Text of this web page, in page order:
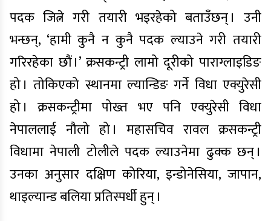
पदक जित्ने गरी तयारी भइरहेको बताउँछन् । उनी
भन्छन्, ‘हामी कुनै न कुनै पदक ल्याउने गरी तयारी
गरिरहेका छौं ।’ क्रसकन्ट्री लामो दूरीको पाराग्लाइडिङ
हो । तोकिएको स्थानमा ल्यान्डिङ गर्ने विधा एक्युरेसी
हो । क्रसकन्ट्रीमा पोख्त भए पनि एक्युरेसी विधा
नेपाललाई नौलो हो । महासचिव रावल क्रसकन्ट्री
विधामा नेपाली टोलीले पदक ल्याउनेमा ढुक्क छन् ।
उनका अनुसार दक्षिण कोरिया, इन्डोनेसिया, जापान,
थाइल्यान्ड बलिया प्रतिस्पर्धी हुन् ।